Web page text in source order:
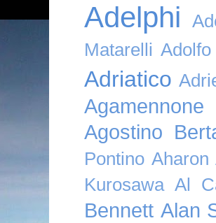
Adelphi
Matarelli
Adriatico
Agamennone
Agostino
Pontino Aharon
Kurosawa Al
Bennett Alan